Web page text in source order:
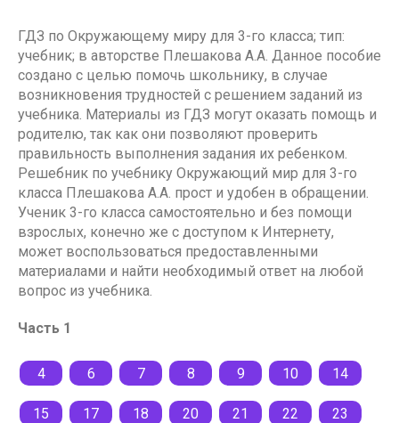
ГДЗ по Окружающему миру для 3-го класса; тип:
учебник; в авторстве Плешакова А.А. Данное пособие
создано с целью помочь школьнику, в случае
возникновения трудностей с решением заданий из
учебника. Материалы из ГДЗ могут оказать помощь и
родителю, так как они позволяют проверить
правильность выполнения задания их ребенком.
Решебник по учебнику Окружающий мир для 3-го
класса Плешакова А.А. прост и удобен в обращении.
Ученик 3-го класса самостоятельно и без помощи
взрослых, конечно же с доступом к Интернету,
может воспользоваться предоставленными
материалами и найти необходимый ответ на любой
вопрос из учебника.
Часть 1
4 6 7 8 9 10 14
15 17 18 20 21 22 23